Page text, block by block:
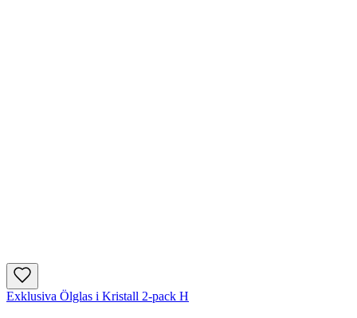
Exklusiva Ölglas i Kristall 2-pack H